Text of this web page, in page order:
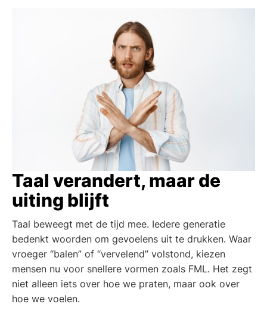
Taal verandert, maar de
uiting blijft
Taal beweegt met de tijd mee. Iedere generatie
bedenkt woorden om gevoelens uit te drukken. Waar
vroeger “balen” of “vervelend” volstond, kiezen
mensen nu voor snellere vormen zoals FML. Het zegt
niet alleen iets over hoe we praten, maar ook over
hoe we voelen.